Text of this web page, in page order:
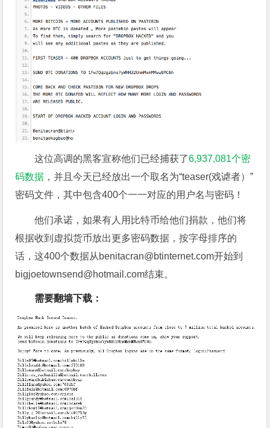
这位高调的黑客宣称他们已经捕获了6,937,081个密
码数据 ，并且今天已经放出一个取名为“teaser(戏谑者）”
密码文件，其中包含400个一一对应的用户名与密码！
他们承诺，如果有人用比特币给他们捐款，他们将
根据收到虚拟货币放出更多密码数据，按字母排序的
话，这400个数据从benitacran@btinternet.com开始到
bigjoetownsend@hotmail.com结束。
需要翻墙下载：